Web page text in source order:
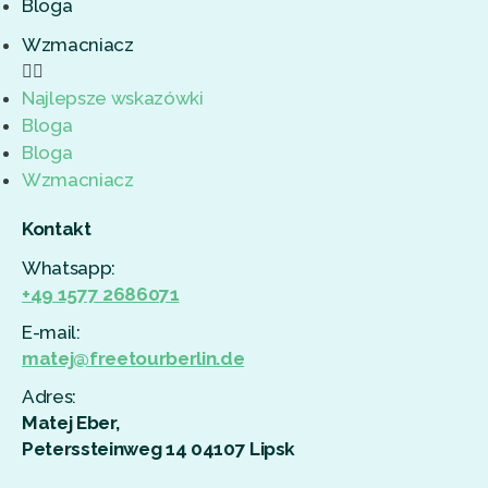
Bloga
Wzmacniacz
Najlepsze wskazówki
Bloga
Bloga
Wzmacniacz
Kontakt
Whatsapp:
+49 1577 2686071
E-mail:
matej@freetourberlin.de
Adres:
Matej Eber,
Peterssteinweg 14 04107 Lipsk